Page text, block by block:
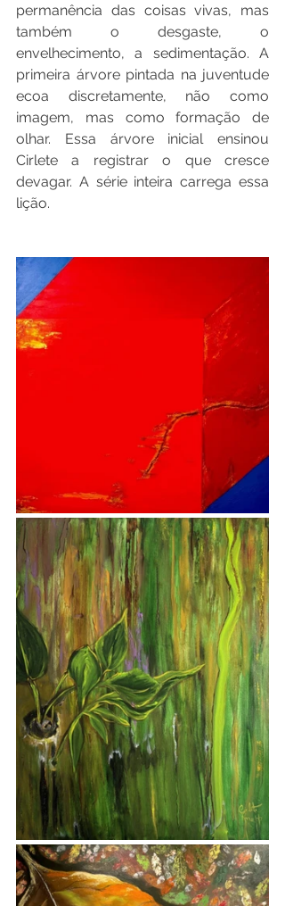
permanência das coisas vivas, mas
também o desgaste, o
envelhecimento, a sedimentação. A
primeira árvore pintada na juventude
ecoa discretamente, não como
imagem, mas como formação de
olhar. Essa árvore inicial ensinou
Cirlete a registrar o que cresce
devagar. A série inteira carrega essa
lição.